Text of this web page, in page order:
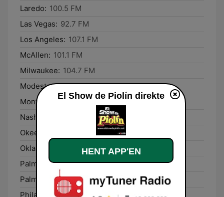
Laredo: 100.5 FM
Las Vegas: 92.7 FM
Los Angeles: 107.1 FM
McAllen: 101.1 FM
Milwaukee: 104.7 FM
Modesto: 97.1 FM / 98.9 FM
Monterey:
107.1 FM
Nashville:
Okeechobee:
106.1 FM
Oklahoma City:
98.5 FM
Palm Beach Gardens: 99.5 FM
Palm Springs: 94.7 FM
Philadelphia: 1540 AM
El Show de Piolín direkte
HENT APP'EN